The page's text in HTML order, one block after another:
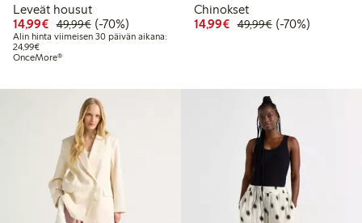
Leveät housut
14,99€ Alennettu hinta: 14,99 €
49,99€Normaalihinta: 49,99 €
70% alennus
(-70%)
Alin hinta viimeisen 30 päivän aikana:
24,99€Alin hinta viimeisen 30 päivän aikana: 24,99 €
OnceMore®
Chinokset
14,99€ Alennettu hinta: 14,99
49,99€Normaalihinta:
70% alennus
(-70%)